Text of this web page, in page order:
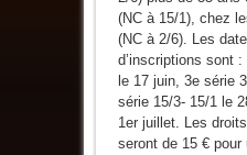
(NC à 15/1), chez
(NC à 2/6). Les
d’inscriptions sont
le 17 juin, 3e série
série 15/3- 15/1 le
1er juillet. Les
seront de 15 € pour